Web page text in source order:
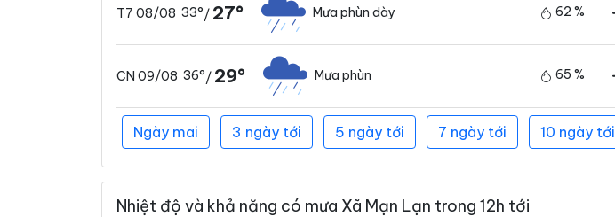
T7 08/08 33°/ 27° Mưa phùn dày 62 %
CN 09/08 36°/ 29° Mưa phùn 65 %
Ngày mai 3 ngày tới 5 ngày tới 7 ngày tới 10 ngày tới
Nhiệt độ và khả năng có mưa Xã Mạn Lạn trong 12h tới